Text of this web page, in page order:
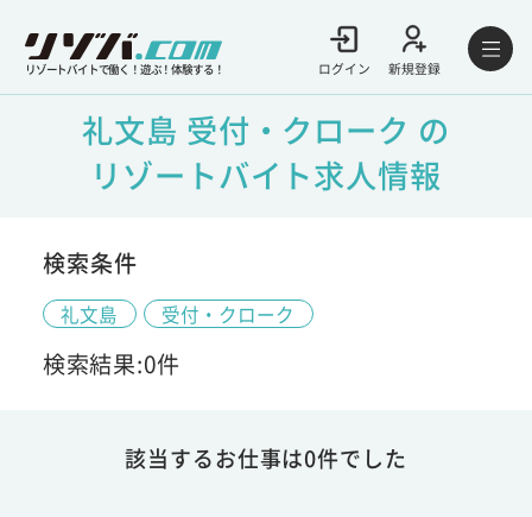
リゾートバイトで働く！遊ぶ！体験する！ ログイン 新規登録
礼文島 受付・クローク の
リゾートバイト求人情報
検索条件
礼文島 受付・クローク
検索結果:0件
該当するお仕事は0件でした